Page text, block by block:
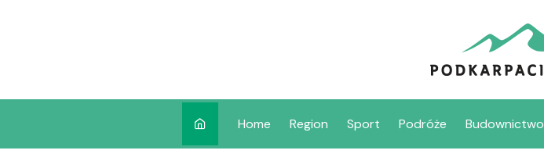
Home Region Sport Podróże Budownictwo